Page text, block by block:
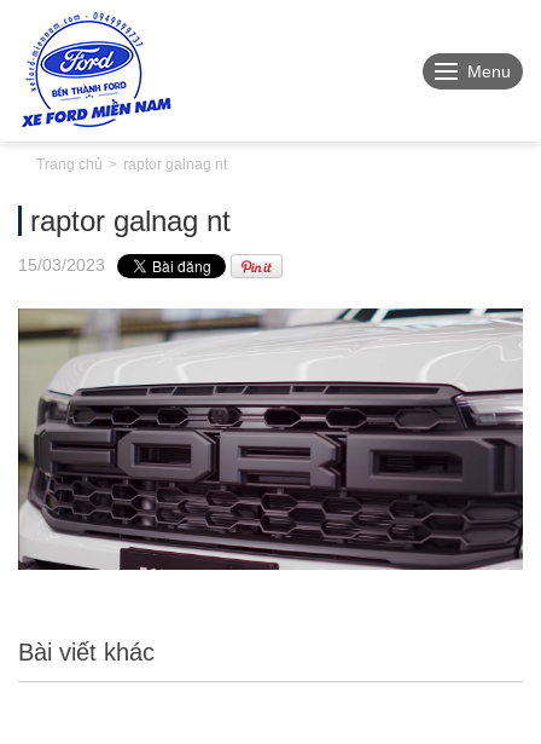
Menu
Trang chủ raptor galnag nt
raptor galnag nt
15/03/2023
Bài viết khác